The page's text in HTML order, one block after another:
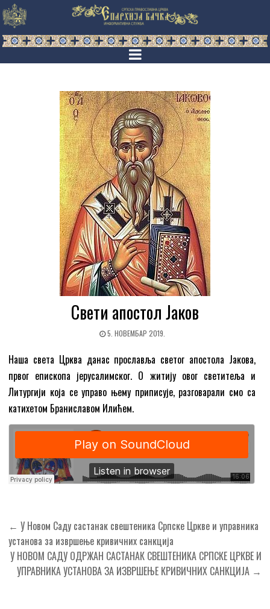
Свети апостол Јаков
5. НОВЕМБАР 2019.
Наша света Црква данас прославља светог апостола Јакова,
првог епископа јерусалимског. О житију овог светитеља и
Литургији која се управо њему приписује, разговарали смо са
катихетом Браниславом Илићем.
Кретање
чланка
← У Новом Саду састанак свештеника Српске Цркве и управника
установа за извршење кривичних санкција
У НОВОМ САДУ ОДРЖАН САСТАНАК СВЕШТЕНИКА СРПСКЕ ЦРКВЕ И
УПРАВНИКА УСТАНОВА ЗА ИЗВРШЕЊЕ КРИВИЧНИХ САНКЦИЈА →